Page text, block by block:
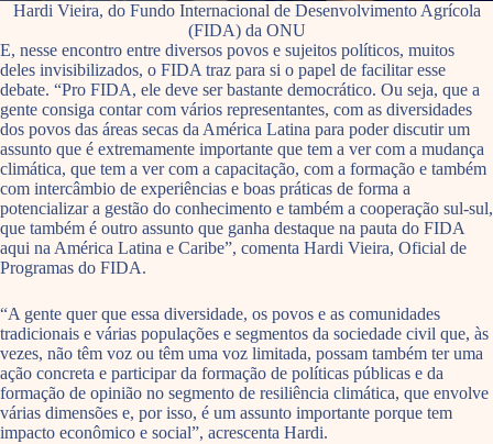
Hardi Vieira, do Fundo Internacional de Desenvolvimento Agrícola
(FIDA) da ONU
E, nesse encontro entre diversos povos e sujeitos políticos, muitos
deles invisibilizados, o FIDA traz para si o papel de facilitar esse
debate. “Pro FIDA, ele deve ser bastante democrático. Ou seja, que a
gente consiga contar com vários representantes, com as diversidades
dos povos das áreas secas da América Latina para poder discutir um
assunto que é extremamente importante que tem a ver com a mudança
climática, que tem a ver com a capacitação, com a formação e também
com intercâmbio de experiências e boas práticas de forma a
potencializar a gestão do conhecimento e também a cooperação sul-sul,
que também é outro assunto que ganha destaque na pauta do FIDA
aqui na América Latina e Caribe”, comenta Hardi Vieira, Oficial de
Programas do FIDA.
“A gente quer que essa diversidade, os povos e as comunidades
tradicionais e várias populações e segmentos da sociedade civil que, às
vezes, não têm voz ou têm uma voz limitada, possam também ter uma
ação concreta e participar da formação de políticas públicas e da
formação de opinião no segmento de resiliência climática, que envolve
várias dimensões e, por isso, é um assunto importante porque tem
impacto econômico e social”, acrescenta Hardi.